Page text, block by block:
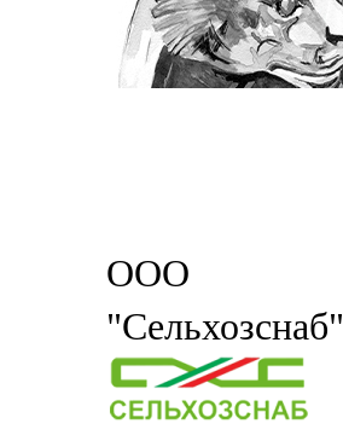
ООО
"Сельхозснаб"